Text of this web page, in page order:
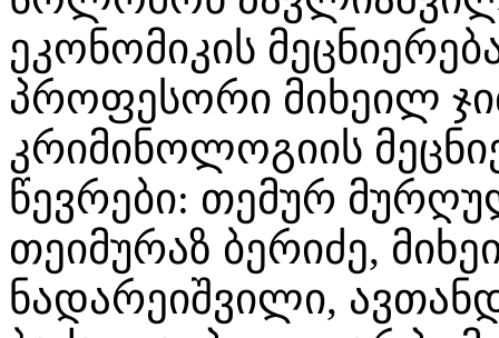
ეკონომიკის
პროფესორი მიხეილ
კრიმინოლოგიის
წევრები: თემურ
თეიმურაზ ბერიძე,
ნადარეიშვილი,